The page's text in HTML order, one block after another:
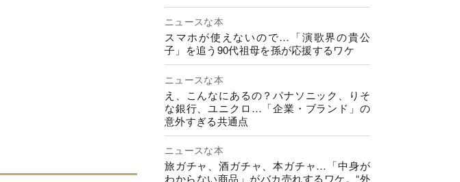
ニュースな本
スマホが使えないので…「演歌界の貴公
子」を追う90代祖母を孫が応援するワケ
ニュースな本
え、こんなにあるの？パナソニック、りそ
な銀行、ユニクロ…「企業・ブランド」の
意外すぎる共通点
ニュースな本
旅ガチャ、酒ガチャ、本ガチャ…「中身が
わからない商品」がバカ売れするワケ。“外